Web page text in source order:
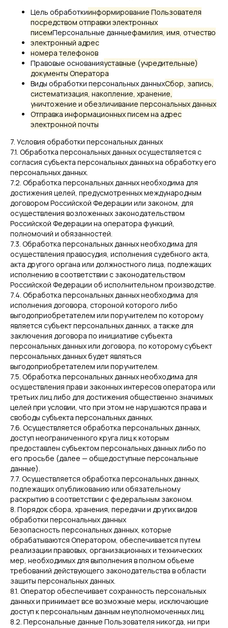
Цель обработкиинформирование Пользователя
посредством отправки электронных
писемПерсональные данныефамилия, имя, отчество
электронный адрес
номера телефонов
Правовые основанияуставные (учредительные)
документы Оператора
Виды обработки персональных данныхСбор, запись,
систематизация, накопление, хранение,
уничтожение и обезличивание персональных данных
Отправка информационных писем на адрес
электронной почты
7. Условия обработки персональных данных
7.1. Обработка персональных данных осуществляется с
согласия субъекта персональных данных на обработку его
персональных данных.
7.2. Обработка персональных данных необходима для
достижения целей, предусмотренных международным
договором Российской Федерации или законом, для
осуществления возложенных законодательством
Российской Федерации на оператора функций,
полномочий и обязанностей.
7.3. Обработка персональных данных необходима для
осуществления правосудия, исполнения судебного акта,
акта другого органа или должностного лица, подлежащих
исполнению в соответствии с законодательством
Российской Федерации об исполнительном производстве.
7.4. Обработка персональных данных необходима для
исполнения договора, стороной которого либо
выгодоприобретателем или поручителем по которому
является субъект персональных данных, а также для
заключения договора по инициативе субъекта
персональных данных или договора, по которому субъект
персональных данных будет являться
выгодоприобретателем или поручителем.
7.5. Обработка персональных данных необходима для
осуществления прав и законных интересов оператора или
третьих лиц либо для достижения общественно значимых
целей при условии, что при этом не нарушаются права и
свободы субъекта персональных данных.
7.6. Осуществляется обработка персональных данных,
доступ неограниченного круга лиц к которым
предоставлен субъектом персональных данных либо по
его просьбе (далее — общедоступные персональные
данные).
7.7. Осуществляется обработка персональных данных,
подлежащих опубликованию или обязательному
раскрытию в соответствии с федеральным законом.
8. Порядок сбора, хранения, передачи и других видов
обработки персональных данных
Безопасность персональных данных, которые
обрабатываются Оператором, обеспечивается путем
реализации правовых, организационных и технических
мер, необходимых для выполнения в полном объеме
требований действующего законодательства в области
защиты персональных данных.
8.1. Оператор обеспечивает сохранность персональных
данных и принимает все возможные меры, исключающие
доступ к персональным данным неуполномоченных лиц.
8.2. Персональные данные Пользователя никогда, ни при